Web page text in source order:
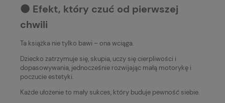
⚫️ Efekt, który czuć od pierwszej
chwili
Ta książka nie tylko bawi – ona wciąga.
Dziecko zatrzymuje się, skupia, uczy się cierpliwości i
dopasowywania, jednocześnie rozwijając małą motorykę i
poczucie estetyki.
Każde ułożenie to mały sukces, który buduje pewność siebie.